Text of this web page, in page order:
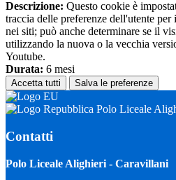
Descrizione: Questo cookie è
traccia delle preferenze dell'utente
nei siti; può anche determinare se il
utilizzando la nuova o la vecchia
Youtube.
Durata: 6 mesi
Accetta tutti Salva le preferenze
Polo Liceale
Contatti
Polo Liceale Alighieri - Caravillani